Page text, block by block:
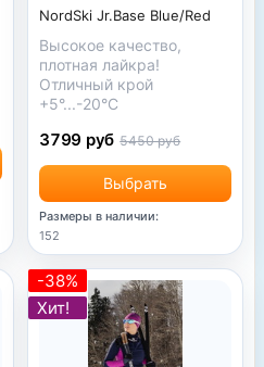
NordSki Jr.Base Blue/Red
Высокое качество,
плотная лайкра!
Отличный крой
+5°...-20°С
Выбрать
3799 руб 5450 руб
Размеры в наличии:
152
-38%
Хит!